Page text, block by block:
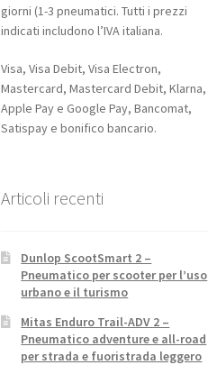
giorni (1-3 pneumatici. Tutti i prezzi
indicati includono l’IVA italiana.
Visa, Visa Debit, Visa Electron,
Mastercard, Mastercard Debit, Klarna,
Apple Pay e Google Pay, Bancomat,
Satispay e bonifico bancario.
Articoli recenti
Dunlop ScootSmart 2 –
Pneumatico per scooter per l’uso
urbano e il turismo
Mitas Enduro Trail-ADV 2 –
Pneumatico adventure e all-road
per strada e fuoristrada leggero